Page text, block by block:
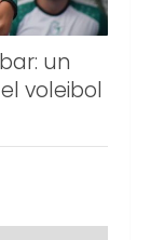
un
voleibol